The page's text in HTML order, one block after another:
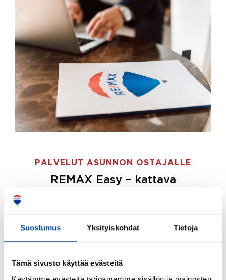
Suostumus Yksityiskohdat Tietoja
Tämä sivusto käyttää evästeitä
PALVELUT ASUNNON OSTAJALLE
REMAX Easy – kattava
ostajille.
Tee ostotoimeksianto ja etsimme juuri